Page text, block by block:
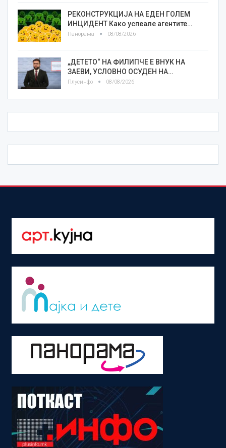
РЕКОНСТРУКЦИЈА НА ЕДЕН ГОЛЕМ
ИНЦИДЕНТ Како успеале агентите…
Панорама 08/08/2026
„ДЕТЕТО“ НА ФИЛИПЧЕ Е ВНУК НА
ЗАЕВИ, УСЛОВНО ОСУДЕН НА…
Плусинфо 08/08/2026